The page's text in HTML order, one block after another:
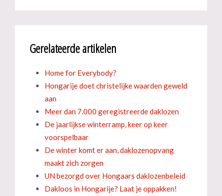
Gerelateerde artikelen
Home for Everybody?
Hongarije doet christelijke waarden geweld
aan
Meer dan 7.000 geregistreerde daklozen
De jaarlijkse winterramp, keer op keer
voorspelbaar
De winter komt er aan, daklozenopvang
maakt zich zorgen
UN bezorgd over Hongaars daklozenbeleid
Dakloos in Hongarije? Laat je oppakken!